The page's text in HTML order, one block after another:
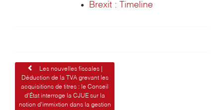
Brexit : Timeline
Navigation
de
l’article
Les nouvelles fiscales |
Déduction de la TVA grevant les
acquisitions de titres : le Conseil
d’État interroge la CJUE sur la
notion d’immixtion dans la gestion